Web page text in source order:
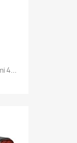
4...